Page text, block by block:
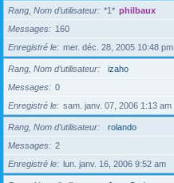
Rang, Nom d’utilisateur *1* philbaux
Messages
160
Enregistré le
mer. déc. 28, 2005 10:48 pm
Rang, Nom d’utilisateur
izaho
Messages
0
Enregistré le
sam. janv. 07, 2006 1:13 am
Rang, Nom d’utilisateur
rolando
Messages
2
Enregistré le
lun. janv. 16, 2006 9:52 am